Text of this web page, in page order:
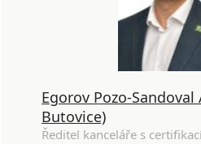
Egorov Pozo-
Butovice)
Ředitel kanceláře s certifikací